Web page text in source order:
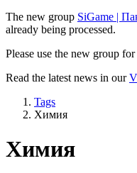
The new group SiGame |
already being processed.
Please use the new group
Read the latest news in our
Tags
Химия
Химия